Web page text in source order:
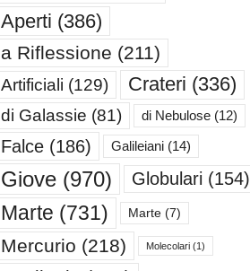
Aperti (386)
a Riflessione (211)
Artificiali (129) Crateri (336)
di Galassie (81) di Nebulose(12)
Falce(186) Galileiani(14)
Giove(970) Globulari (154)
Marte (731) Marte(7)
Mercurio (218) Molecolari(1)